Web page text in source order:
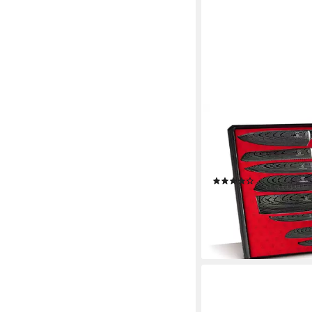
Messer-Set
Shiburu 8-teiliges
Premium (8-tlg)
(38)
139,99 € UVP559,99 €
lieferbar - in 2-3